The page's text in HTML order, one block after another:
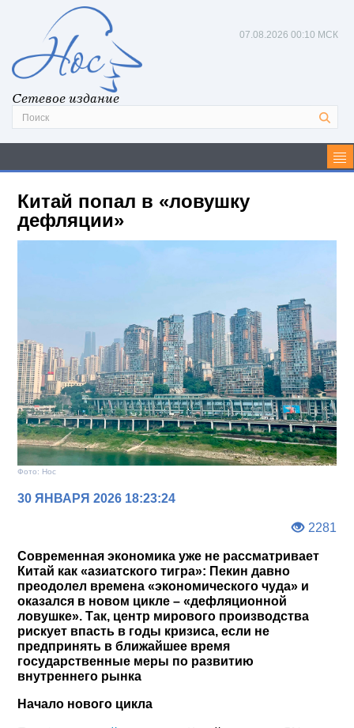
Сетевое издание
07.08.2026 00:10 МСК
Китай попал в «ловушку
дефляции»
Фото: Нос
30 ЯНВАРЯ 2026 18:23:24
2281
Современная экономика уже не рассматривает
Китай как «азиатского тигра»: Пекин давно
преодолел времена «экономического чуда» и
оказался в новом цикле – «дефляционной
ловушке». Так, центр мирового производства
рискует впасть в годы кризиса, если не
предпринять в ближайшее время
государственные меры по развитию
внутреннего рынка
Начало нового цикла